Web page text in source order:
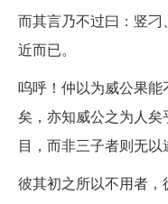
而其言乃不过曰：竖
近而已。
呜呼！仲以为威公果
矣，亦知威公之为人
目，而非三子者则无以
彼其初之所以不用者，